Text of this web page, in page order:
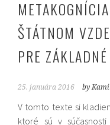
ŠTÁTNOM
PRE
25. januára 2016 by
V tomto texte si
ktoré sú v